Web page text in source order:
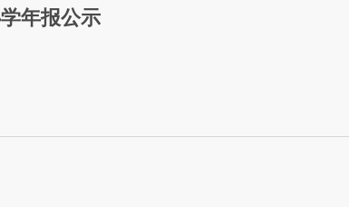
年报公示